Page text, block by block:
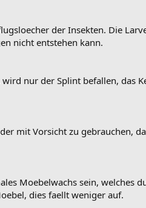
der Insekten. Die
nicht entstehen kann.
nur der Splint befallen, das
mit Vorsicht zu gebrauchen,
Moebelwachs sein, welches
dies faellt weniger auf.